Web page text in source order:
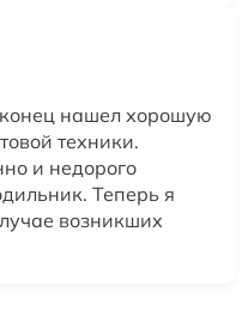
нашел хорошую
техники.
и недорого
Теперь я
возникших